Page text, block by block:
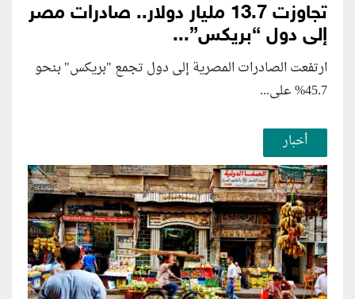
تجاوزت 13.7 مليار دولار.. صادرات مصر
إلى دول “بريكس”...
ارتفعت الصادرات المصرية إلى دول تجمع "بريكس" بنحو
45.7% على...
أخبار